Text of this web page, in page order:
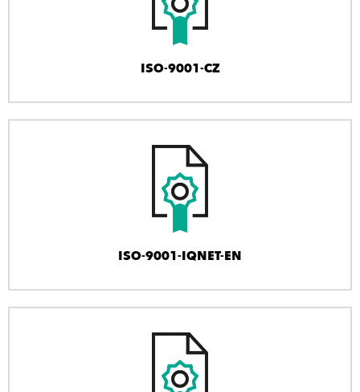
ISO-9001-CZ
ISO-9001-IQNET-EN